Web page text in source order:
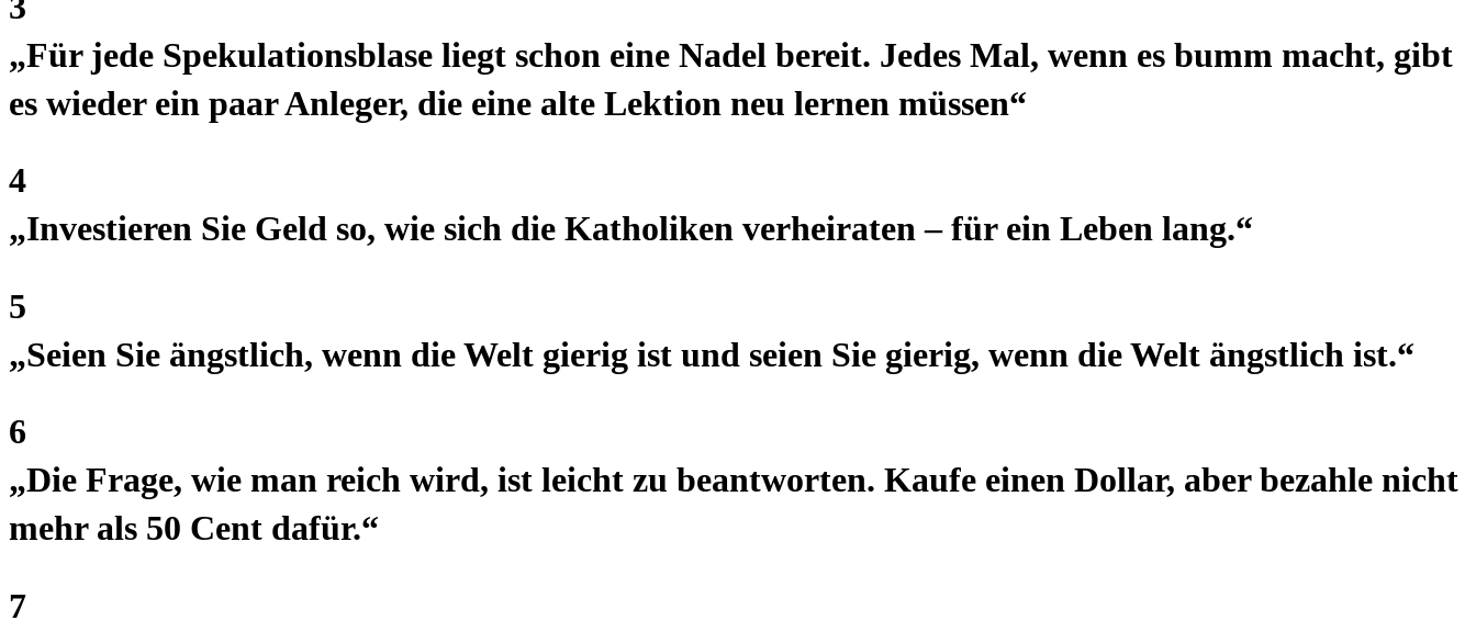
„Für jede Spekulationsblase liegt schon eine Nadel bereit. Jedes Mal, wenn es bumm macht, gibt
es wieder ein paar Anleger, die eine alte Lektion neu lernen müssen“
4
„Investieren Sie Geld so, wie sich die Katholiken verheiraten – für ein Leben lang.“
5
„Seien Sie ängstlich, wenn die Welt gierig ist und seien Sie gierig, wenn die Welt ängstlich ist.“
6
„Die Frage, wie man reich wird, ist leicht zu beantworten. Kaufe einen Dollar, aber bezahle nicht
mehr als 50 Cent dafür.“
7